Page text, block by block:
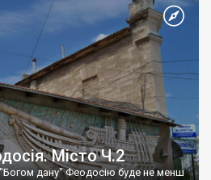
Місто Ч.2
"Богом дану" Феодосію буде не менш